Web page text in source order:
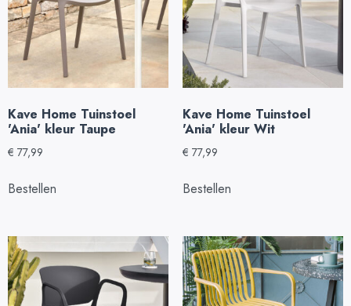
Kave Home Tuinstoel
'Ania' kleur Taupe
€ 77,99
Bestellen
Kave Home Tuinstoel
'Ania' kleur Wit
€ 77,99
Bestellen